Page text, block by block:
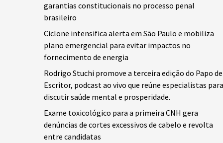
garantias constitucionais no processo penal
brasileiro
Ciclone intensifica alerta em São Paulo e mobiliza
plano emergencial para evitar impactos no
fornecimento de energia
Rodrigo Stuchi promove a terceira edição do Papo de
Escritor, podcast ao vivo que reúne especialistas para
discutir saúde mental e prosperidade.
Exame toxicológico para a primeira CNH gera
denúncias de cortes excessivos de cabelo e revolta
entre candidatas